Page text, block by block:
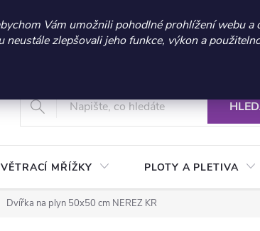
sleva 300 Kč při nákupu nad 3.000 Kč | Platnost
Vám umožnili pohodlné prohlížení webu a
neustále zlepšovali jeho funkce, výkon a
+420 604 269 200
Vrácení a reklamace zboží Podmínky ochrany osobních
VĚTRACÍ MŘÍŽKY PLOTY A PLETIVA
Dvířka na plyn 50x50 cm NEREZ KR